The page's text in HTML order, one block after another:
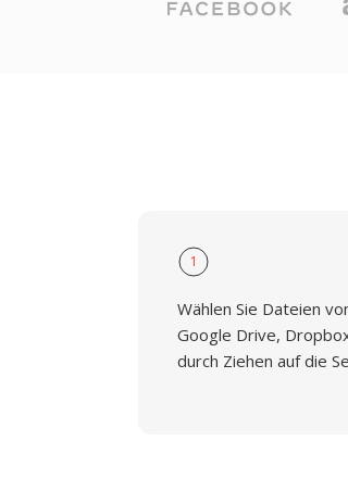
1
Wählen Sie Dateien
Google Drive,
durch Ziehen auf die